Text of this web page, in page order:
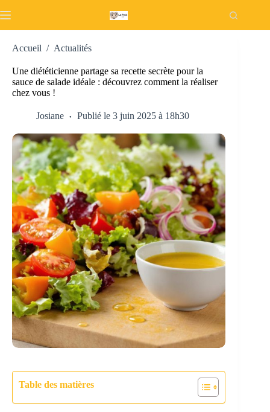
au
Accueil / Actualités
Une diététicienne partage sa recette secrète pour la
sauce de salade idéale : découvrez comment la réaliser
chez vous !
Josiane Publié le 3 juin 2025 à 18h30
Table des matières